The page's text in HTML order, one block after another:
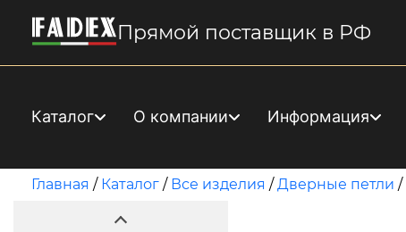
Прямой поставщик в РФ
Каталог О компании Информация
Главная / Каталог / Все изделия /Дверные петли /